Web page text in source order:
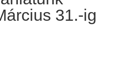
31.-ig